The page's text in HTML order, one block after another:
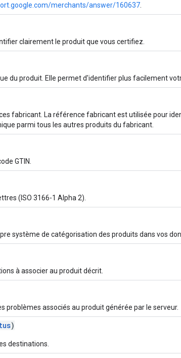
merchants/answer/160637
clairement le produit que vous certifiez.
du produit. Elle permet d'identifier plus facilement
fabricant. La référence fabricant est utilisée pour
parmi tous les autres produits du fabricant.
GTIN.
(ISO 3166-1 Alpha 2).
système de catégorisation des produits dans vos
à associer au produit décrit.
problèmes associés au produit générée par le serveur.
)
destinations.